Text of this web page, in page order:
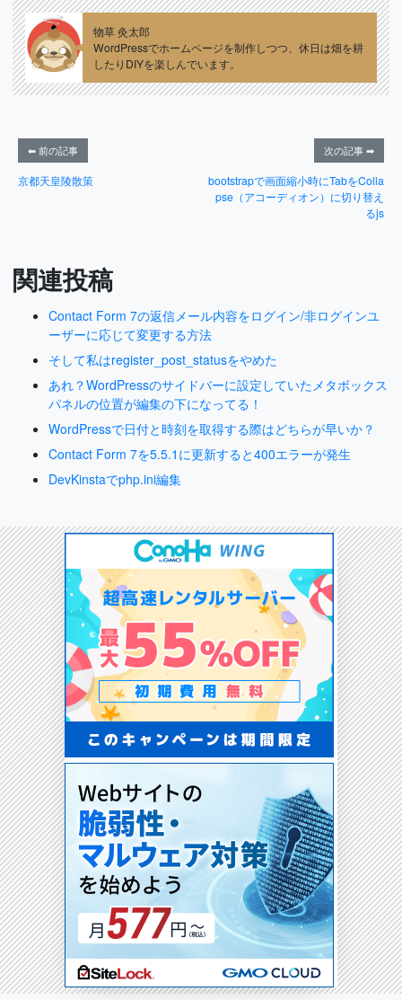
物草 灸太郎
WordPressでホームページを制作しつつ、休日は畑を耕
したりDIYを楽しんでいます。
⬅ 前の記事
京都天皇陵散策
次の記事 ➡
bootstrapで画面縮小時にTabをColla
pse（アコーディオン）に切り替え
るjs
関連投稿
Contact Form 7の返信メール内容をログイン/非ログインユ
ーザーに応じて変更する方法
そして私はregister_post_statusをやめた
あれ？WordPressのサイドバーに設定していたメタボックス
パネルの位置が編集の下になってる！
WordPressで日付と時刻を取得する際はどちらが早いか？
Contact Form 7を5.5.1に更新すると400エラーが発生
DevKinstaでphp.ini編集